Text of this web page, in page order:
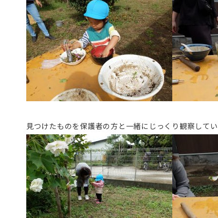
見つけたものを保護者の方と一緒にじっくり観察して